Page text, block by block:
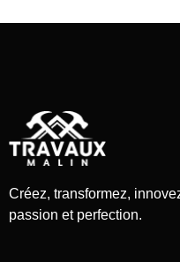
Créez, transformez,
passion et perfection.